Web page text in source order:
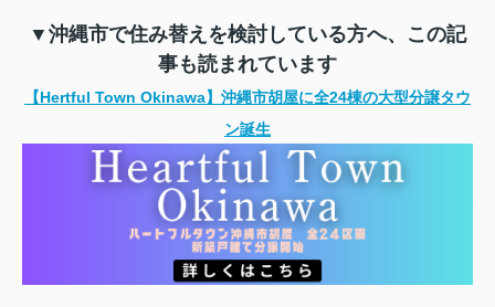
▼沖縄市で住み替えを検討している方へ、この記
事も読まれています
【Hertful Town Okinawa】沖縄市胡屋に全24棟の大型分譲タウ
ン誕生